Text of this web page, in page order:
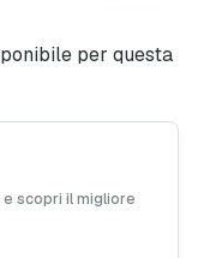
per questa
scopri il migliore